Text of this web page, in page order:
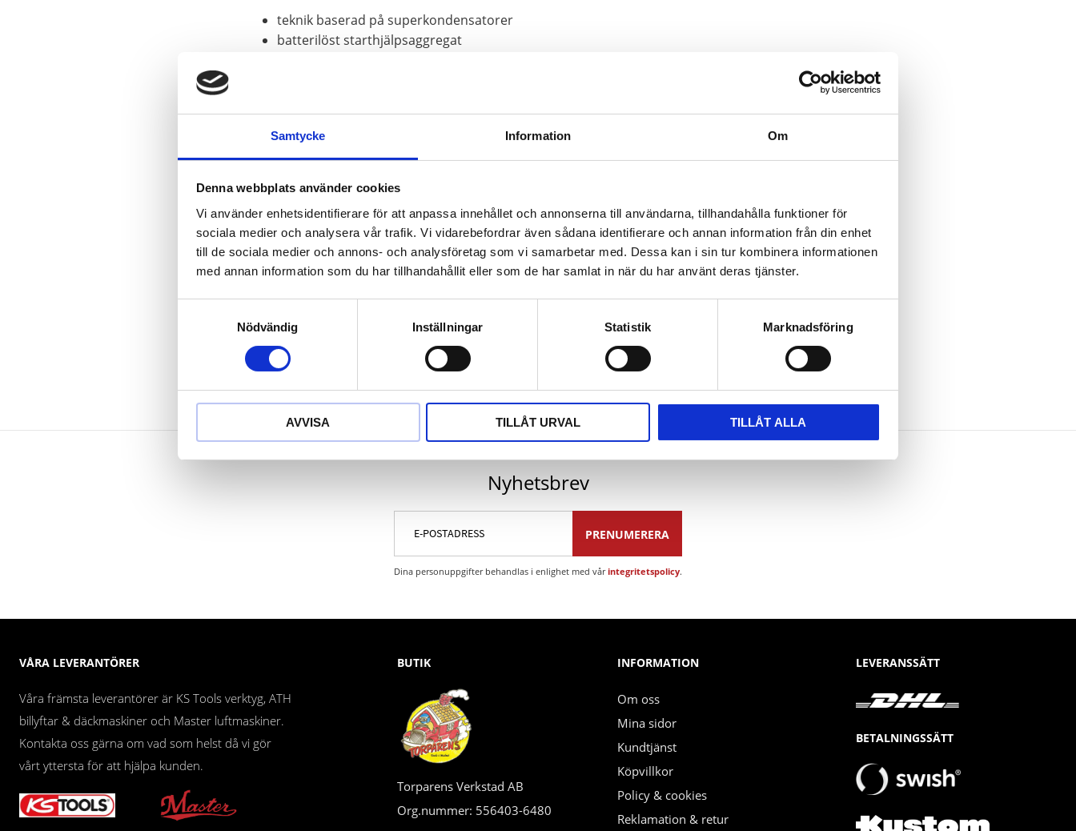
Samtycke Information Om
Denna webbplats använder cookies
Vi använder enhetsidentifierare för att anpassa innehållet och annonserna till användarna, tillhandahålla funktioner för
sociala medier och analysera vår trafik. Vi vidarebefordrar även sådana identifierare och annan information från din enhet
till de sociala medier och annons- och analysföretag som vi samarbetar med. Dessa kan i sin tur kombinera informationen
med annan information som du har tillhandahållit eller som de har samlat in när du har använt deras tjänster.
Nödvändig
Inställningar Statistik Marknadsföring
AVVISA TILLÅT URVAL TILLÅT ALLA
teknik baserad på superkondensatorer
batterilöst starthjälpsaggregat
fullständigt isolerade batteriklämmor (1000A)
integrerat elektronikskydd
med integrerad automatsäkring
Laddningskontrollindikator
1.6 m kabellängd
med robust 50 mm² kabeltvärsnitt
strömlös kabelanslutning på fordonets batteri
Laddare och kabelsats ingår i leveransen
Bekväm kabelförvaring på huset
slagtåligt hölje
Nyhetsbrev
PRENUMERERA
Dina personuppgifter behandlas i enlighet med vårintegritetspolicy.
VÅRA LEVERANTÖRER
Våra främsta leverantörer är KS Tools verktyg, ATH
billyftar & däckmaskiner och Master luftmaskiner.
Kontakta oss gärna om vad som helst då vi gör
vårt yttersta för att hjälpa kunden.
BUTIK
Torparens Verkstad AB
Org.nummer: 556403-6480
INFORMATION
Om oss
Mina sidor
Kundtjänst
Köpvillkor
Policy & cookies
Reklamation & retur
LEVERANSSÄTT
BETALNINGSSÄTT